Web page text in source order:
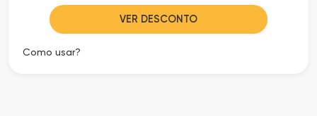
VER DESCONTO
Como usar?